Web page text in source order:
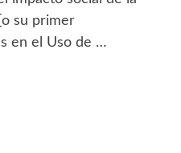
su primer
en el Uso de …